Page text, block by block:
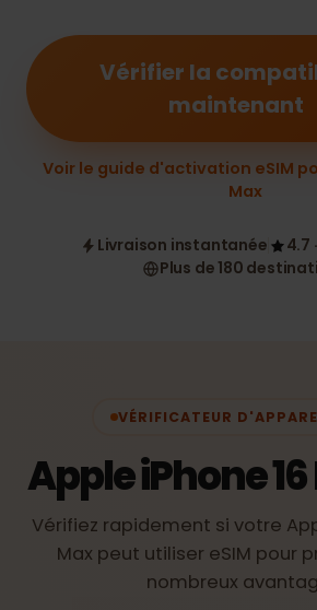
Vérifier la
maintenant
Voir le guide d'activation eSIM
Max
Livraison instantanée
4.7
Plus de 180
VÉRIFICATEUR
Apple iPhone
Vérifiez rapidement si votre
Max peut utiliser eSIM pour
nombreux